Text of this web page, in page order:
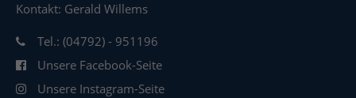
Kontakt: Gerald Willems
Tel.: (04792) - 951196
Unsere Facebook-Seite
Unsere Instagram-Seite